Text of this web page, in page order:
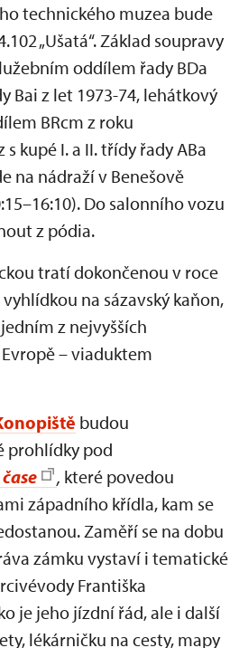
technického muzea bude
„Ušatá“. Základ soupravy
oddílem řady BDa
Bai z let 1973-74, lehátkový
BRcm z roku
kupé I. a II. třídy řady ABa
na nádraží v Benešově
Do salonního vozu
z pódia.
tratí dokončenou v roce
na sázavský kaňon,
z nejvyšších
– viaduktem
budou
prohlídky pod
, které povedou
západního křídla, kam se
Zaměří se na dobu
zámku vystaví i tematické
Františka
je jeho jízdní řád, ale i další
lékárničku na cesty, mapy